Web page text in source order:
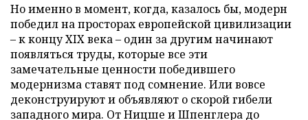
Но именно в момент, когда, казалось бы, модерн
победил на просторах европейской цивилизации
– к концу XIX века – один за другим начинают
появляться труды, которые все эти
замечательные ценности победившего
модернизма ставят под сомнение. Или вовсе
деконструируют и объявляют о скорой гибели
западного мира. От Ницше и Шпенглера до